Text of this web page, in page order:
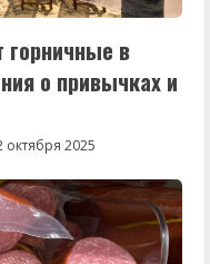
в
о привычках и
октября 2025